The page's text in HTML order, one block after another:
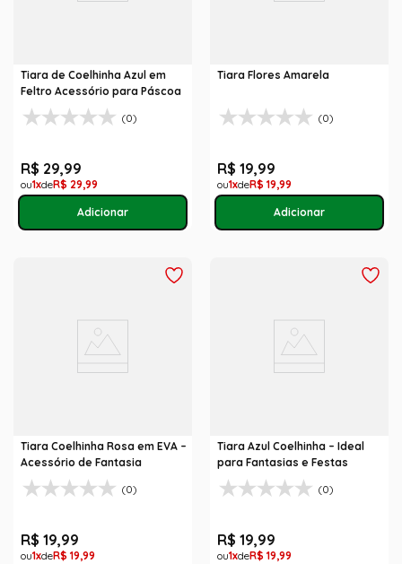
Tiara de Coelhinha Azul em
Feltro Acessório para Páscoa
(0)
R$ 29,99
1 R$ 29,99
Tiara Flores Amarela
(0)
R$ 19,99
1 R$ 19,99
Tiara Coelhinha Rosa em EVA –
Acessório de Fantasia
(0)
R$ 19,99
1 R$ 19,99
Tiara Azul Coelhinha – Ideal
para Fantasias e Festas
(0)
R$ 19,99
1 R$ 19,99